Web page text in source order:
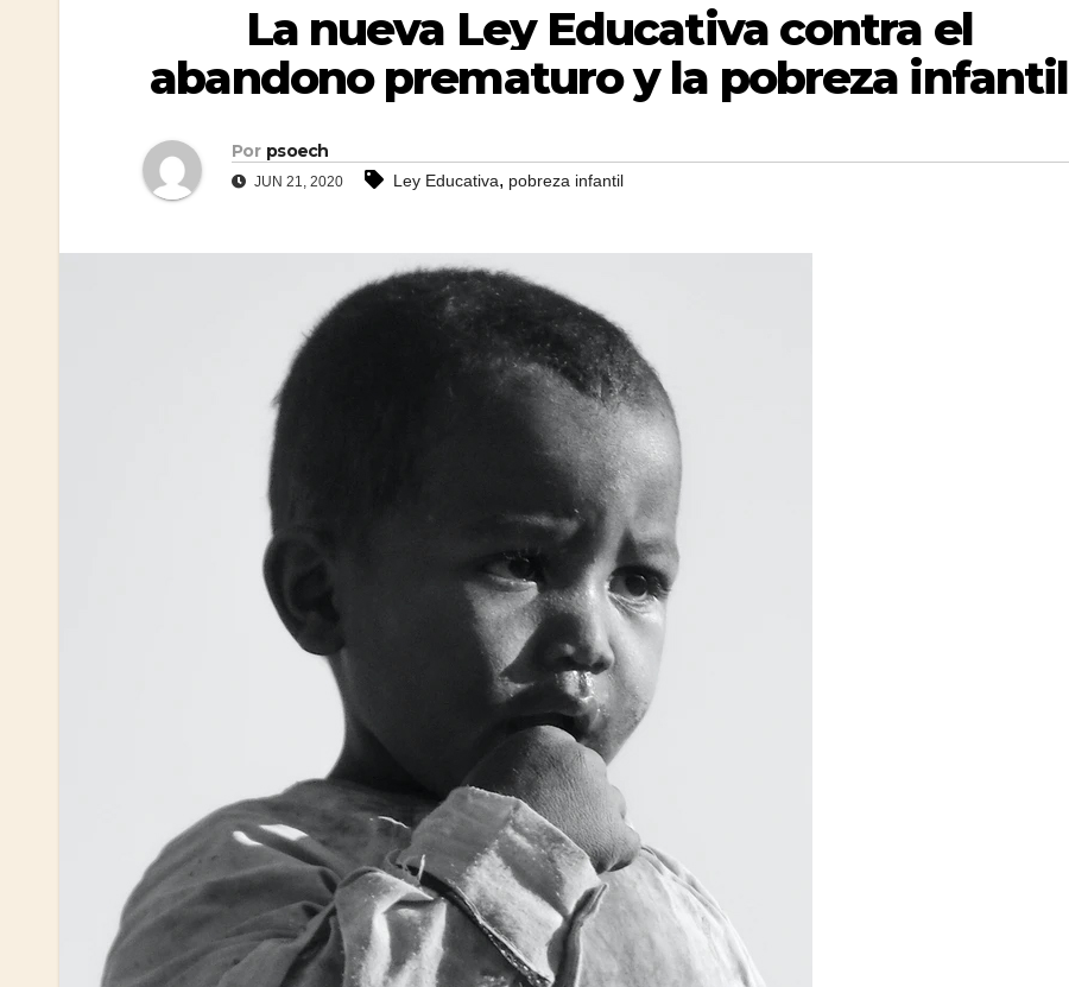
La nueva Ley Educativa contra el
abandono prematuro y la pobreza infantil
Por psoech
JUN 21, 2020 Ley Educativa, pobreza infantil